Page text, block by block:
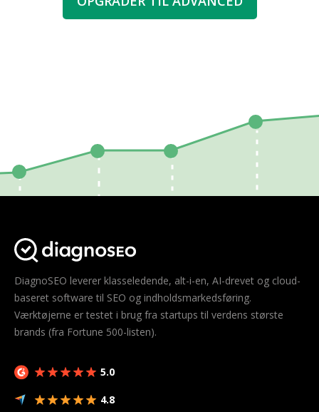
DiagnoSEO leverer klasseledende, alt-i-en, AI-drevet og cloud-
baseret software til SEO og indholdsmarkedsføring.
Værktøjerne er testet i brug fra startups til verdens største
brands (fra Fortune 500-listen).
5.0
4.8